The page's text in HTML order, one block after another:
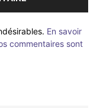
En savoir
commentaires sont